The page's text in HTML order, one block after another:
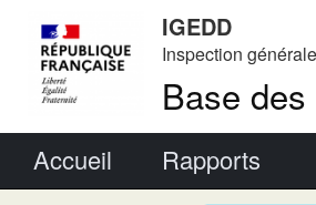
IGEDD
Inspection
Base
Accueil Rapports